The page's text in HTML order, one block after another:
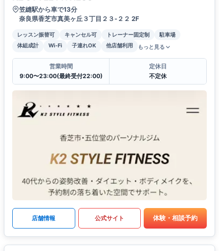
笠縫駅から車で13分
奈良県香芝市真美ヶ丘３丁目２３-２２ 2F
レッスン振替可 キャンセル可 トレーナー固定制
駐車場
体組成計
Wi-Fi 子連れOK 他店舗利用 もっと見る
営業時間
9:00〜23:00(最終受付22:00)
定休日
不定休
店舗情報 公式サイト 体験・相談予約